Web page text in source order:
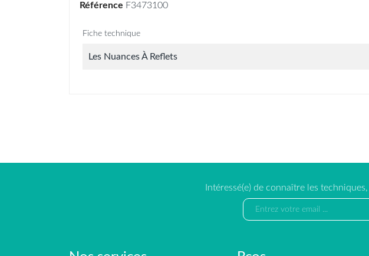
Référence F3473100
Fiche technique
Les Nuances À Reflets
Intéressé(e) de connaître les